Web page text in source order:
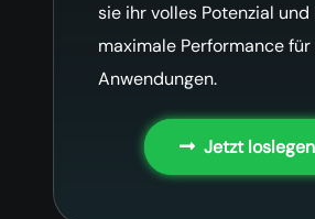
sie ihr volles Potenzial
maximale Performance für
Anwendungen.
Jetzt loslegen